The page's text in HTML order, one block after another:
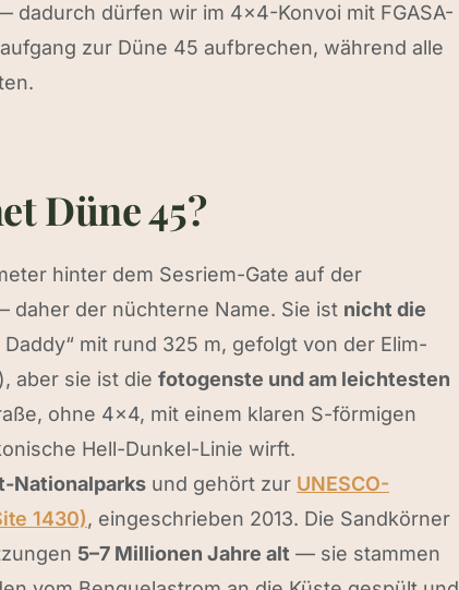
dadurch dürfen wir im 4×4-Konvoi mit FGASA-
zur Düne 45 aufbrechen, während alle
Düne 45?
hinter dem Sesriem-Gate auf der
daher der nüchterne Name. Sie ist nicht die
Daddy“ mit rund 325 m, gefolgt von der Elim-
aber sie ist die fotogenste und am leichtesten
ohne 4×4, mit einem klaren S-förmigen
Hell-Dunkel-Linie wirft.
Nationalparks und gehört zur UNESCO-
1430), eingeschrieben 2013. Die Sandkörner
5–7 Millionen Jahre alt — sie stammen